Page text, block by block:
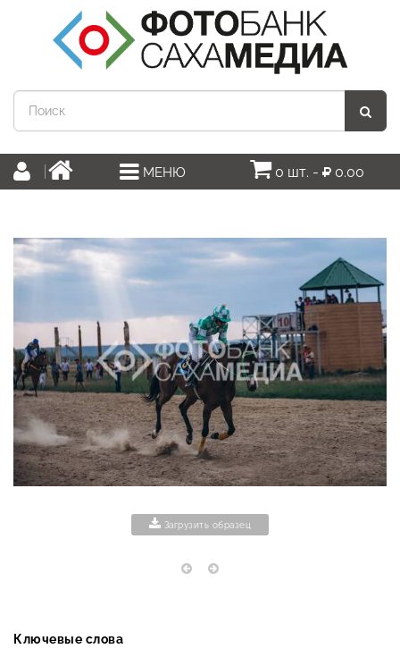
МЕНЮ 0 шт. - 0.00
Загрузить образец
Ключевые слова